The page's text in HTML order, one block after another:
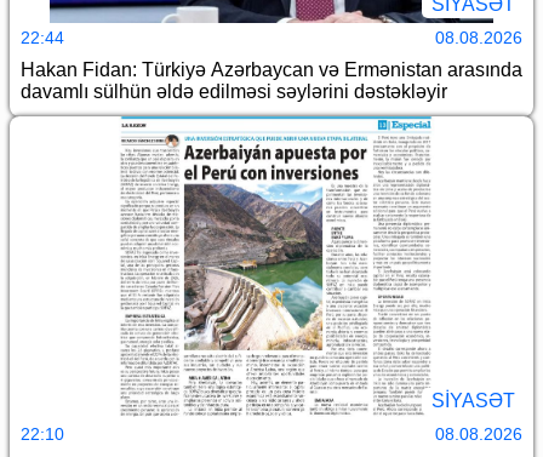
SİYASƏT
22:44 08.08.2026
Hakan Fidan: Türkiyə Azərbaycan və Ermənistan arasında
davamlı sülhün əldə edilməsi səylərini dəstəkləyir
SİYASƏT
22:10 08.08.2026